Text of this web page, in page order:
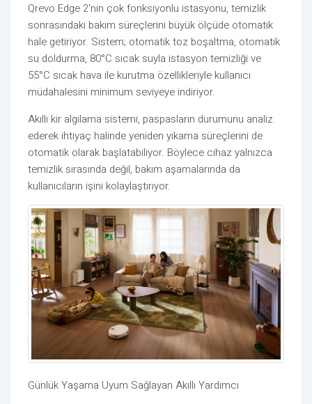
Qrevo Edge 2'nin çok fonksiyonlu istasyonu, temizlik
sonrasındaki bakım süreçlerini büyük ölçüde otomatik
hale getiriyor. Sistem; otomatik toz boşaltma, otomatik
su doldurma, 80°C sıcak suyla istasyon temizliği ve
55°C sıcak hava ile kurutma özellikleriyle kullanıcı
müdahalesini minimum seviyeye indiriyor.
Akıllı kir algılama sistemi, paspasların durumunu analiz
ederek ihtiyaç halinde yeniden yıkama süreçlerini de
otomatik olarak başlatabiliyor. Böylece cihaz yalnızca
temizlik sırasında değil, bakım aşamalarında da
kullanıcıların işini kolaylaştırıyor.
Günlük Yaşama Uyum Sağlayan Akıllı Yardımcı